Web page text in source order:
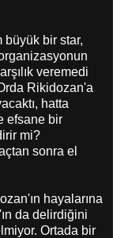
büyük bir star,
veremedi
Rikidozan'a
hatta
efsane bir
mi?
sonra el
hayalarına
da delirdiğini
Ortada bir